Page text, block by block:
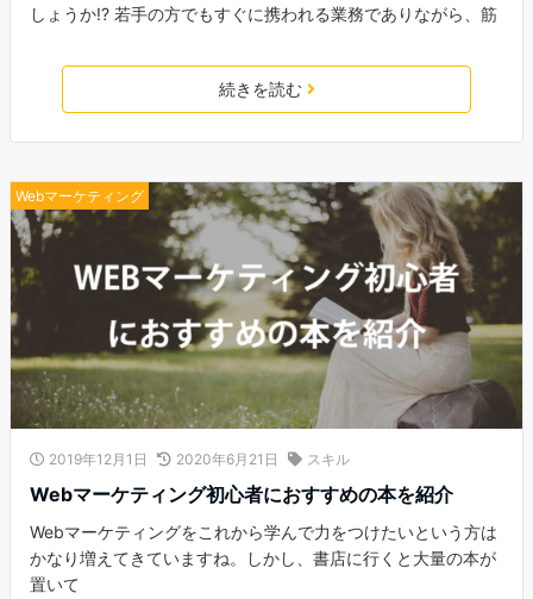
しょうか!? 若手の方でもすぐに携われる業務でありながら、筋
続きを読む
Webマーケティング
2019年12月1日 2020年6月21日 スキル
Webマーケティング初心者におすすめの本を紹介
Webマーケティングをこれから学んで力をつけたいという方は
かなり増えてきていますね。しかし、書店に行くと大量の本が
置いて